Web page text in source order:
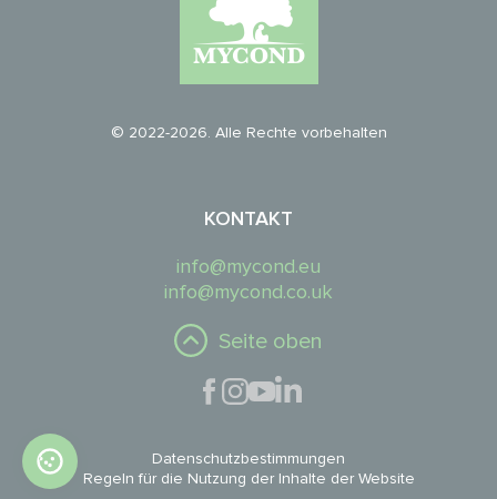
© 2022-2026. Alle Rechte vorbehalten
KONTAKT
info@mycond.eu
info@mycond.co.uk
Seite oben
Datenschutzbestimmungen
Regeln für die Nutzung der Inhalte der Website